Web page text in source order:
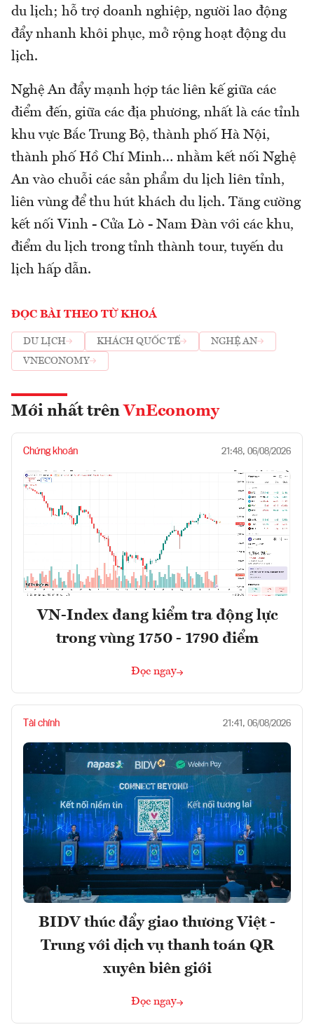
du lịch; hỗ trợ doanh nghiệp, người lao động
đẩy nhanh khôi phục, mở rộng hoạt động du
lịch.
Nghệ An đẩy mạnh hợp tác liên kế giữa các
điểm đến, giữa các địa phương, nhất là các tỉnh
khu vực Bắc Trung Bộ, thành phố Hà Nội,
thành phố Hồ Chí Minh… nhằm kết nối Nghệ
An vào chuỗi các sản phẩm du lịch liên tỉnh,
liên vùng để thu hút khách du lịch. Tăng cường
kết nối Vinh - Cửa Lò - Nam Đàn với các khu,
điểm du lịch trong tỉnh thành tour, tuyến du
lịch hấp dẫn.
ĐỌC BÀI THEO TỪ KHOÁ
DU LỊCH KHÁCH QUỐC TẾ
NGHỆ AN
VNECONOMY
Mới nhất trên VnEconomy
Chứng khoán 21:48, 06/08/2026
VN-Index đang kiểm tra động lực
trong vùng 1750 - 1790 điểm
Đọc ngay
Tài chính 21:41, 06/08/2026
BIDV thúc đẩy giao thương Việt -
Trung với dịch vụ thanh toán QR
xuyên biên giới
Đọc ngay